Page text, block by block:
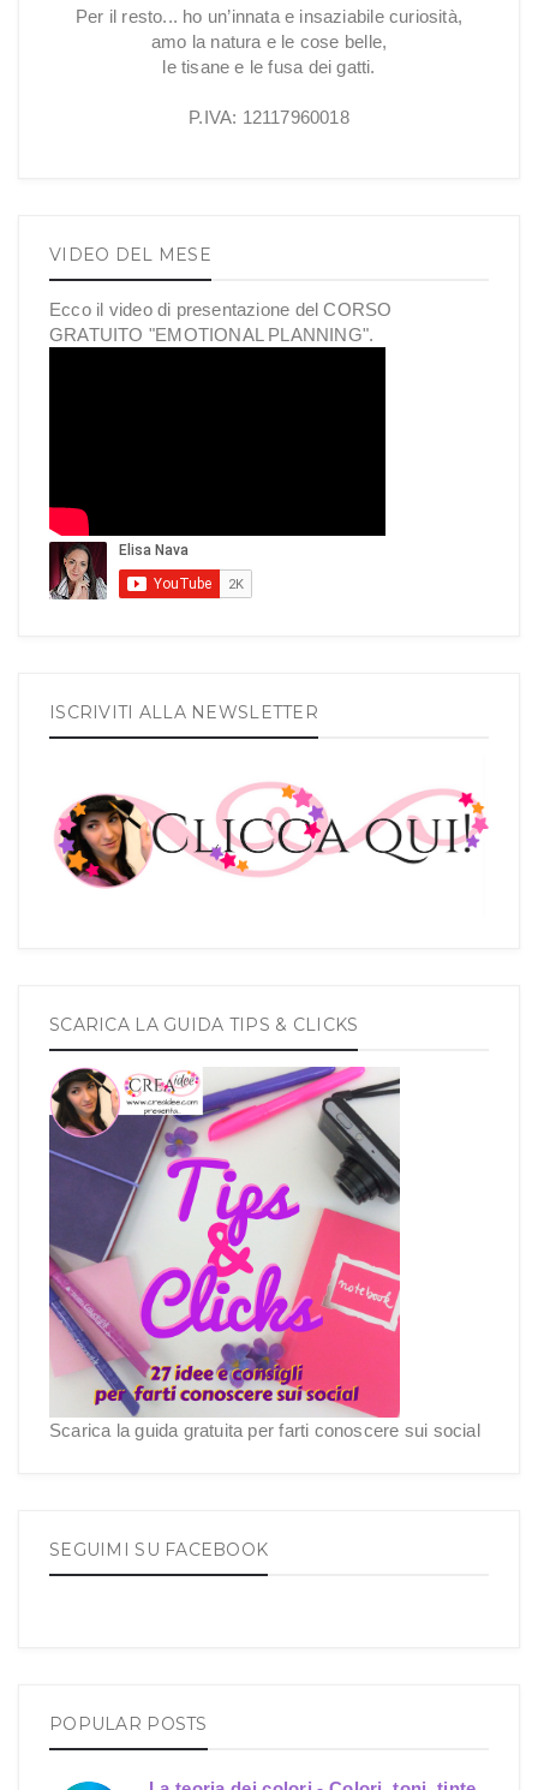
Per il resto... ho un’innata e insaziabile curiosità,
amo la natura e le cose belle,
le tisane e le fusa dei gatti.
P.IVA: 12117960018
VIDEO DEL MESE
Ecco il video di presentazione del CORSO
GRATUITO "EMOTIONAL PLANNING".
ISCRIVITI ALLA NEWSLETTER
SCARICA LA GUIDA TIPS & CLICKS
Scarica la guida gratuita per farti conoscere sui social
SEGUIMI SU FACEBOOK
POPULAR POSTS